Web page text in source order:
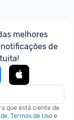
melhores
de
que está ciente de
, Termos de Uso e